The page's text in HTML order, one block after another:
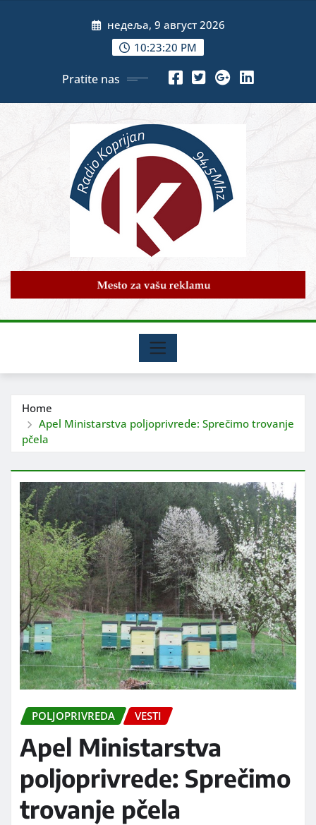
недеља, 9 август 2026
10:23:22 PM
Pratite nas
Home
Apel Ministarstva poljoprivrede: Sprečimo trovanje
pčela
POLJOPRIVREDA VESTI
Apel Ministarstva
poljoprivrede: Sprečimo
trovanje pčela